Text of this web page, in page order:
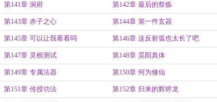
第141章 洞府 第142章 最后的祭炼
第143章 赤子之心 第144章 第一件玄器
第145章 可以让我看看吗 第146章 这反射弧也太长了吧
第147章 灵根测试 第148章 昊阳真体
第149章 专属法器 第150章 何为修仙
第151章 传授功法 第152章 归来的辉烬龙